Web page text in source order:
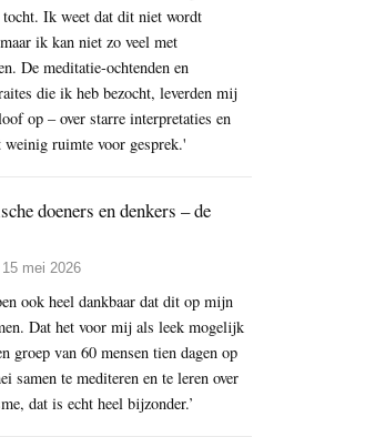
Ik weet dat dit niet wordt
ik kan niet zo veel met
De meditatie-ochtenden en
die ik heb bezocht, leverden mij
op – over starre interpretaties en
ruimte voor gesprek.'
doeners en denkers – de
mei 2026
ook heel dankbaar dat dit op mijn
Dat het voor mij als leek mogelijk
groep van 60 mensen tien dagen op
samen te mediteren en te leren over
dat is echt heel bijzonder.’